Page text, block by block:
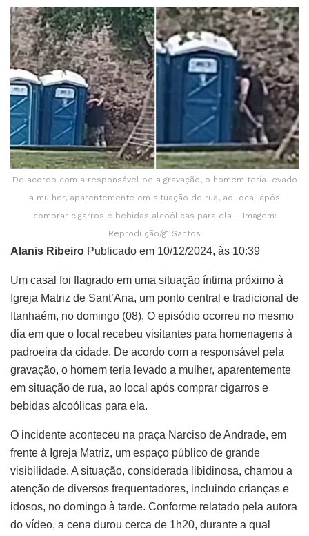
De acordo com a responsável pela gravação, o homem teria levado
a mulher, aparentemente em situação de rua, ao local após
comprar cigarros e bebidas alcoólicas para ela – Imagem:
Reprodução/g1 Santos
Alanis Ribeiro Publicado em 10/12/2024, às 10:39
Um casal foi flagrado em uma situação íntima próximo à
Igreja Matriz de Sant’Ana, um ponto central e tradicional de
Itanhaém, no domingo (08). O episódio ocorreu no mesmo
dia em que o local recebeu visitantes para homenagens à
padroeira da cidade. De acordo com a responsável pela
gravação, o homem teria levado a mulher, aparentemente
em situação de rua, ao local após comprar cigarros e
bebidas alcoólicas para ela.
O incidente aconteceu na praça Narciso de Andrade, em
frente à Igreja Matriz, um espaço público de grande
visibilidade. A situação, considerada libidinosa, chamou a
atenção de diversos frequentadores, incluindo crianças e
idosos, no domingo à tarde. Conforme relatado pela autora
do vídeo, a cena durou cerca de 1h20, durante a qual